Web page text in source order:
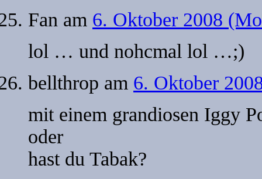
Fan am 6. Oktober 2008
lol … und nohcmal lol …;)
bellthrop am 6. Oktober
mit einem grandiosen Iggy
oder
hast du Tabak?